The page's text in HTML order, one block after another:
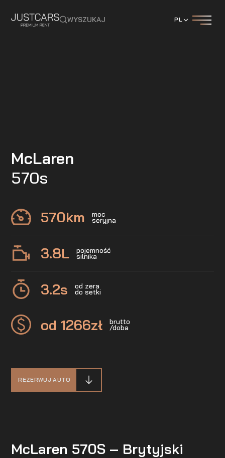
WYSZUKAJ PL
McLaren
570s
570km moc
seryjna
3.8L pojemność
silnika
3.2s od zera
do setki
od 1266zł brutto
/doba
REZERWUJ AUTO
McLaren 570S – Brytyjski